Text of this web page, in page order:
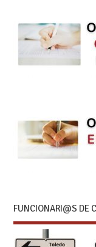
FUNCIONARI@S DE